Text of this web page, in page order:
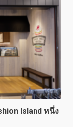
Island หนึ่ง